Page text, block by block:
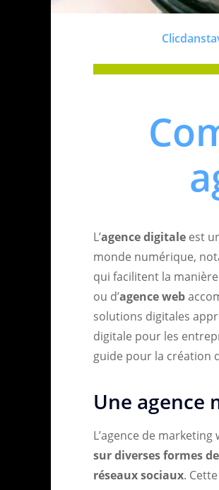
L’agence digitale est
monde numérique,
qui facilitent la
ou d’agence web
solutions digitales
digitale pour les
guide pour la création
Une agence
L’agence de
sur diverses formes
réseaux sociaux.